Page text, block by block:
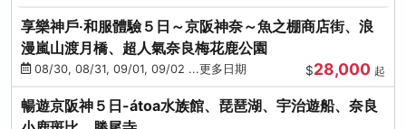
享樂神戶‧和服體驗５日～京阪神奈～魚之棚商店街、浪
漫嵐山渡月橋、超人氣奈良梅花鹿公園
08/30, 08/31, 09/01, 09/02 ...更多日期 $28,000 起
暢遊京阪神５日-átoa水族館、琵琶湖、宇治遊船、奈良